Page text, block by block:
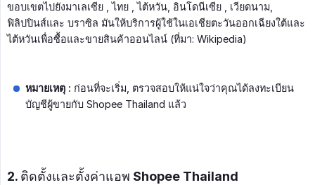
ขอบเขตไปยังมาเลเซีย , ไทย , ไต้หวัน, อินโดนีเซีย , เวียดนาม,
ฟิลิปปินส์และ บราซิล มันให้บริการผู้ใช้ในเอเชียตะวันออกเฉียงใต้และ
ไต้หวันเพื่อซื้อและขายสินค้าออนไลน์ (ที่มา: Wikipedia)
หมายเหตุ : ก่อนที่จะเริ่ม, ตรวจสอบให้แน่ใจว่าคุณได้ลงทะเบียน
บัญชีผู้ขายกับ Shopee Thailand แล้ว
2. ติดตั้งและตั้งค่าแอพ Shopee Thailand